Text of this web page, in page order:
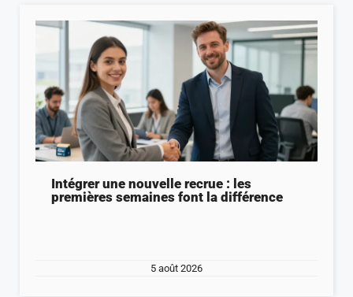
Intégrer une nouvelle recrue : les
premières semaines font la différence
5 août 2026